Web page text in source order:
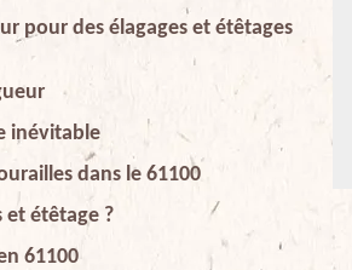
pour des élagages et étêtages
inévitable
dans le 61100
et étêtage ?
61100